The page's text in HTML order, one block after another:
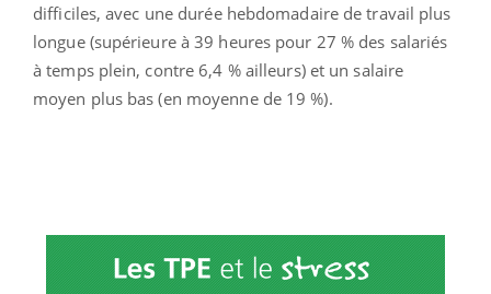
difficiles, avec une durée hebdomadaire de travail plus
longue (supérieure à 39 heures pour 27 % des salariés
à temps plein, contre 6,4 % ailleurs) et un salaire
moyen plus bas (en moyenne de 19 %).